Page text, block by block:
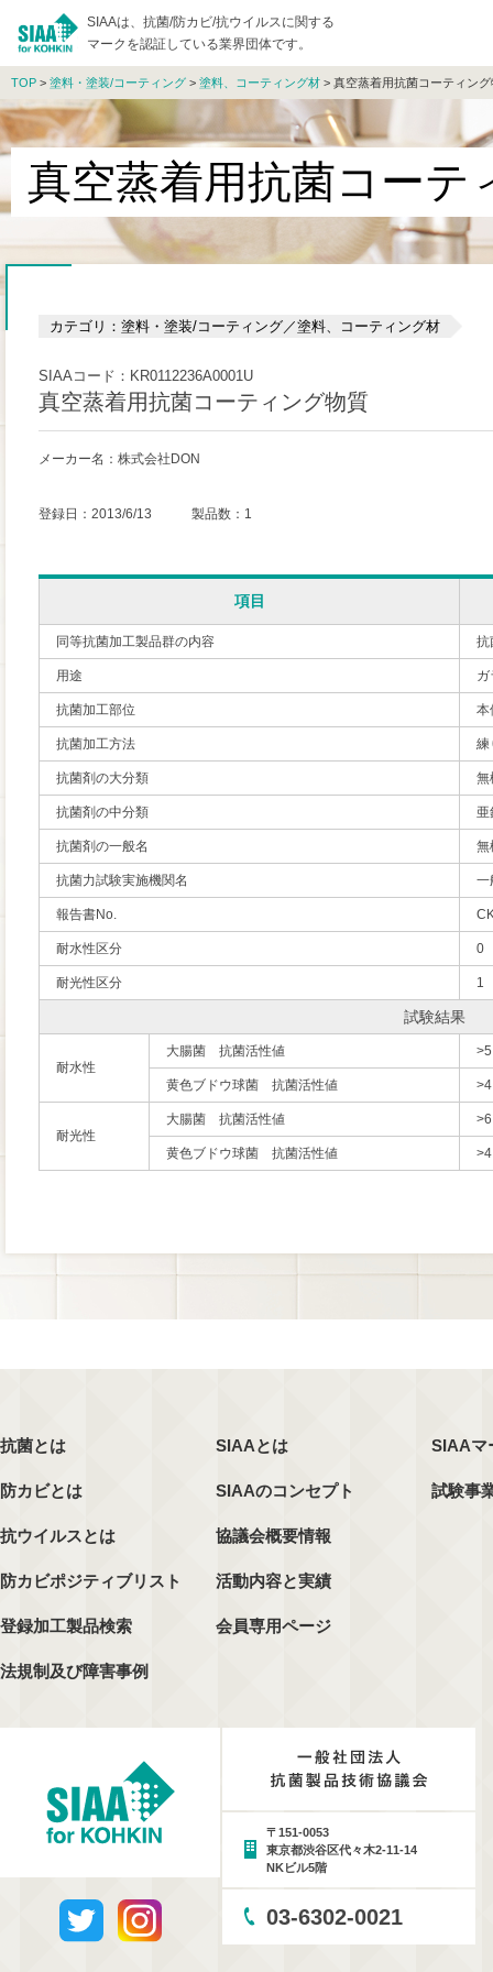
SIAAは、抗菌/防カビ/抗ウイルスに関する
マークを認証している業界団体です。
TOP > 塗料・塗装/コーティング > 塗料、コーティング材 > 真空蒸着用抗菌コーティン
真空蒸着用抗菌コーテ
カテゴリ：塗料・塗装/コーティング／塗料、コーティング材
SIAAコード：KR0112236A0001U
真空蒸着用抗菌コーティング物質
メーカー名：株式会社DON
登録日：2013/6/13 製品数：1
項目
同等抗菌加工製品群の内容 抗
用途 ガ
抗菌加工部位 本
抗菌加工方法 練
抗菌剤の大分類 無
抗菌剤の中分類 亜
抗菌剤の一般名 無
抗菌力試験実施機関名 一
報告書No.
耐水性区分 0
耐光性区分 1
試験結果
耐水性
大腸菌 抗菌活性値
黄色ブドウ球菌 抗菌活性値
耐光性
大腸菌 抗菌活性値
黄色ブドウ球菌 抗菌活性値
抗菌とは
防カビとは
抗ウイルスとは
防カビポジティブリスト
登録加工製品検索
法規制及び障害事例
SIAAとは
SIAAのコンセプト
協議会概要情報
活動内容と実績
会員専用ページ
SIAAマ
試験事
〒151-0053
東京都渋谷区代々木2-11-14
NKビル5階
03-6302-0021